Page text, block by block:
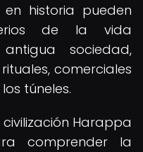
historia pueden
de la vida
sociedad,
comerciales
túneles.
Harappa
comprender la